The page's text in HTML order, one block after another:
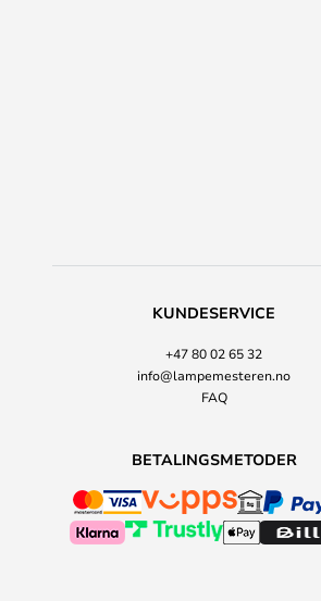
KUNDESERVICE
+47 80 02 65 32
info@lampemesteren.no
FAQ
BETALINGSMETODER